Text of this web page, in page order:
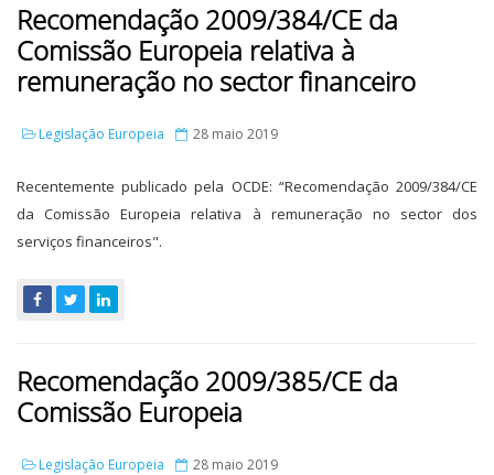
Recomendação 2009/384/CE da
Comissão Europeia relativa à
remuneração no sector financeiro
Legislação Europeia 28 maio 2019
Recentemente publicado pela OCDE: “Recomendação 2009/384/CE
da Comissão Europeia relativa à remuneração no sector dos
serviços financeiros".
Recomendação 2009/385/CE da
Comissão Europeia
Legislação Europeia 28 maio 2019